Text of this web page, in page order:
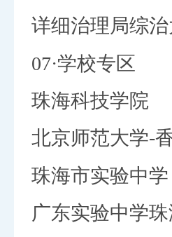
详细治理局综治
07·学校专区
珠海科技学院
北京师范大学-
珠海市实验中学
广东实验中学